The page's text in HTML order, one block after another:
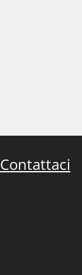
Contattaci